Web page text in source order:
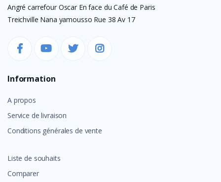
Angré carrefour Oscar En face du Café de Paris
Treichville Nana yamousso Rue 38 Av 17
Information
A propos
Service de livraison
Conditions générales de vente
Liste de souhaits
Comparer